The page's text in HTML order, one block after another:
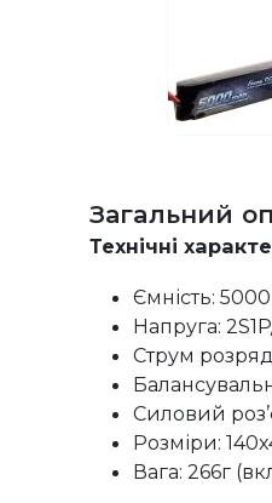
Загальний
Технічні
Ємність:
Напруга:
Струм
Силовий
Розміри:
Вага: 266г